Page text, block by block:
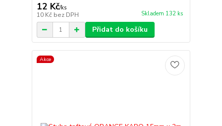
12 Kč/ks
10 Kč bez DPH Skladem 132 ks
Přidat do košíku
Akce